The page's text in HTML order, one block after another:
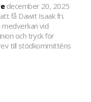
december 20, 2025
få Dawit Isaak fri.
vid
och tryck för
till stödkommitténs